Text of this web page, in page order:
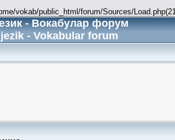
vokab/public_html/forum/Sources/
- Вокабулар форум
- Vokabular forum